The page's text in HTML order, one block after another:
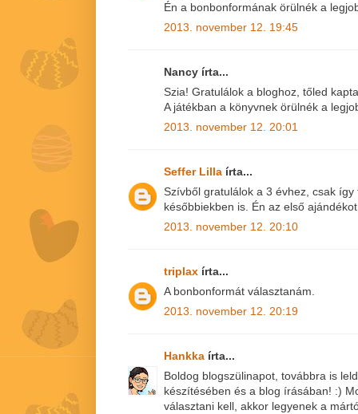
Én a bonbonformának örülnék a
2013. november 12. 19:45
Nancy írta...
Szia! Gratulálok a bloghoz, tőled
A játékban a könyvnek örülnék a
2013. november 12. 20:01
Seffer Lilla írta...
Szívből gratulálok a 3 évhez, csak
későbbiekben is. Én az első
2013. november 12. 20:10
triplax írta...
A bonbonformát választanám.
2013. november 12. 20:19
Hankka írta...
Boldog blogszülinapot, továbbra is
készítésében és a blog írásában! :)
választani kell, akkor legyenek a